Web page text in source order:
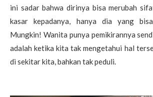
ini sadar bahwa dirinya bisa merubah
kasar kepadanya, hanya dia yang
Mungkin! Wanita punya pemikirannya
adalah ketika kita tak mengetahui hal
di sekitar kita, bahkan tak peduli.